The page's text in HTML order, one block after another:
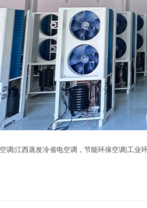
调|江西蒸发冷省电空调，节能环保空调|工业